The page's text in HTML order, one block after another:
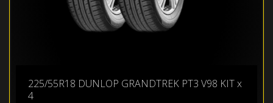
225/55R18 DUNLOP GRANDTREK PT3 V98 KIT x
4